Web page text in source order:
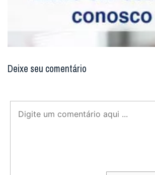
Deixe seu comentário